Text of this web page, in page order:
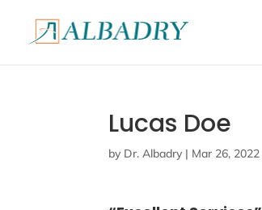
Lucas Doe
by Dr. Albadry | Mar 26, 2022